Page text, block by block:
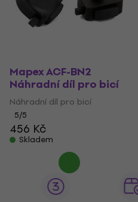
Mapex ACF-BN2
Náhradní díl pro bicí
Náhradní díl pro bicí
5/5
456 Kč
Skladem